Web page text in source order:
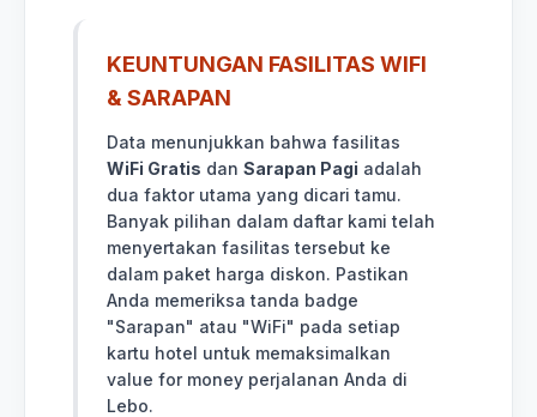
KEUNTUNGAN FASILITAS WIFI
& SARAPAN
Data menunjukkan bahwa fasilitas
WiFi Gratis dan Sarapan Pagi adalah
dua faktor utama yang dicari tamu.
Banyak pilihan dalam daftar kami telah
menyertakan fasilitas tersebut ke
dalam paket harga diskon. Pastikan
Anda memeriksa tanda badge
"Sarapan" atau "WiFi" pada setiap
kartu hotel untuk memaksimalkan
value for money perjalanan Anda di
Lebo.